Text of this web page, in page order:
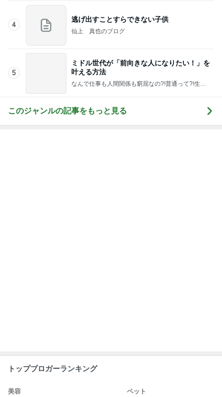
4
逃げ出すことすらできない子供
仙上 真也のブログ
5
ミドル世代が「前向きな人になりたい！」を
叶える方法
なんで仕事も人間関係も窮屈なの?!普通って?!生き
このジャンルの記事をもっと見る
トップブロガーランキング
美容 ペット